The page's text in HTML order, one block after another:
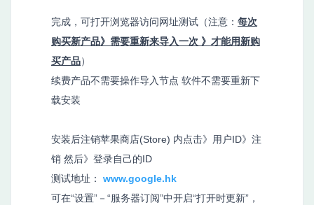
完成，可打开浏览器访问网址测试（注意： 每次
购买新产品》需要重新来导入一次 》才能用新购
买产品）
续费产品不需要操作导入节点 软件不需要重新下
载安装
安装后注销苹果商店(Store) 内点击》用户ID》注
销 然后》登录自己的ID
测试地址： www.google.hk
可在“设置”－“服务器订阅”中开启“打开时更新”，